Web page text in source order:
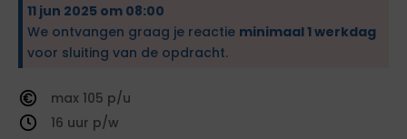
11 jun 2025 om 08:00
We ontvangen graag je reactie minimaal 1 werkdag
voor sluiting van de opdracht.
105
16